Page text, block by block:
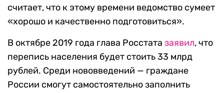
считает, что к этому времени ведомство сумеет
«хорошо и качественно подготовиться».
В октябре 2019 года глава Росстата заявил, что
перепись населения будет стоить 33 млрд
рублей. Среди нововведений — граждане
России смогут самостоятельно заполнить